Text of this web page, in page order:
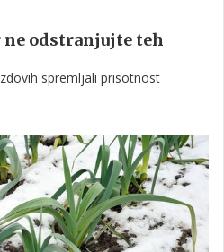
odstranjujte teh
spremljali prisotnost